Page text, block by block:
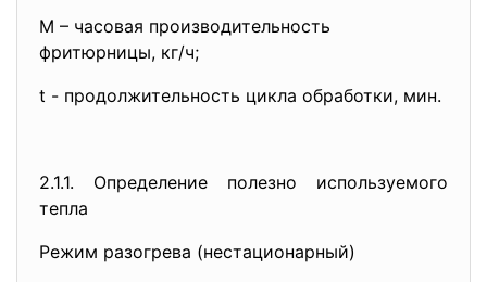
М – часовая производительность
фритюрницы, кг/ч;
t - продолжительность цикла обработки, мин.
2.1.1. Определение полезно используемого
тепла
Режим разогрева (нестационарный)